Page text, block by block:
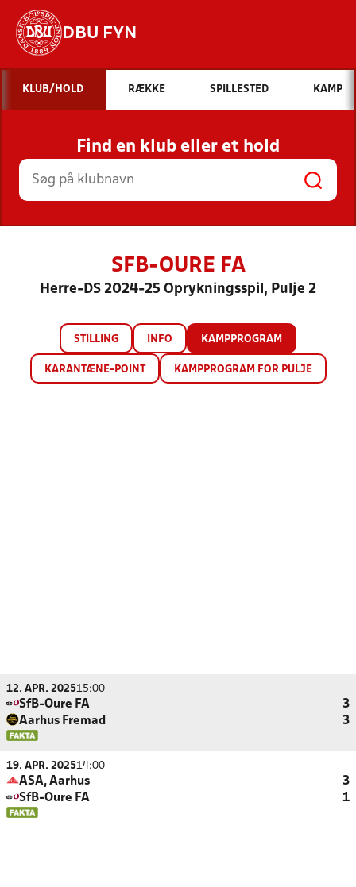
DBU FYN
Hvad vil du søge efter?
INDHOLD OG NYHEDER
STILLINGER, RESULTATER, KLUBBER OG
HOLD
KLUB/HOLD RÆKKE SPILLESTED KAMP
Find en klub eller et hold
SFB-OURE FA
Herre-DS 2024-25 Oprykningsspil, Pulje 2
STILLING INFO KAMPPROGRAM
KARANTÆNE-POINT KAMPPROGRAM FOR PULJE
12. APR. 202515:00
SfB-Oure FA
3
Aarhus Fremad
3
19. APR. 202514:00
ASA, Aarhus
3
SfB-Oure FA
1